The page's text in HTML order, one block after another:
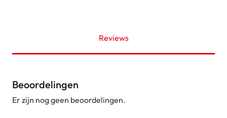
Reviews
Beoordelingen
Er zijn nog geen beoordelingen.